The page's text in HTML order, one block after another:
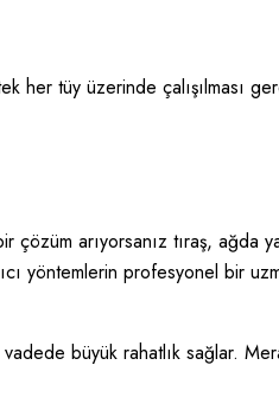
tüy üzerinde çalışılması
arıyorsanız tıraş, ağda
yöntemlerin profesyonel bir
büyük rahatlık sağlar.